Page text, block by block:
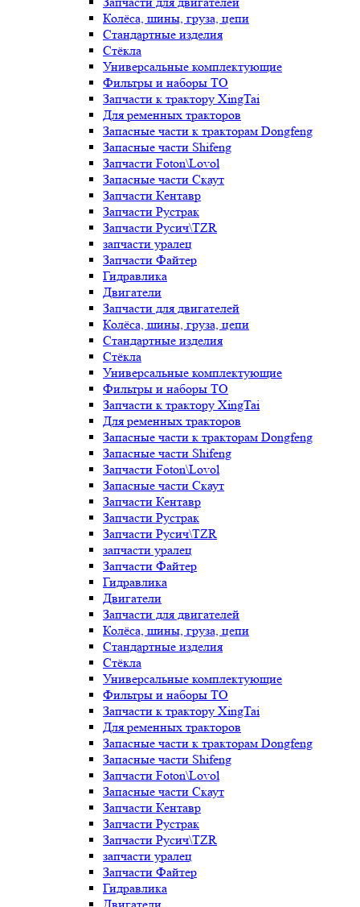
Колёса, шины, груза, цепи
Стандартные изделия
Стёкла
Универсальные комплектующие
Фильтры и наборы ТО
Запчасти к трактору XingTai
Для ременных тракторов
Запасные части к тракторам Dongfeng
Запасные части Shifeng
Запчасти Foton\Lovol
Запасные части Скаут
Запчасти Кентавр
Запчасти Рустрак
Запчасти Русич\TZR
запчасти уралец
Запчасти Файтер
Гидравлика
Двигатели
Запчасти для двигателей
Колёса, шины, груза, цепи
Стандартные изделия
Стёкла
Универсальные комплектующие
Фильтры и наборы ТО
Запчасти к трактору XingTai
Для ременных тракторов
Запасные части к тракторам Dongfeng
Запасные части Shifeng
Запчасти Foton\Lovol
Запасные части Скаут
Запчасти Кентавр
Запчасти Рустрак
Запчасти Русич\TZR
запчасти уралец
Запчасти Файтер
Гидравлика
Двигатели
Запчасти для двигателей
Колёса, шины, груза, цепи
Стандартные изделия
Стёкла
Универсальные комплектующие
Фильтры и наборы ТО
Запчасти к трактору XingTai
Для ременных тракторов
Запасные части к тракторам Dongfeng
Запасные части Shifeng
Запчасти Foton\Lovol
Запасные части Скаут
Запчасти Кентавр
Запчасти Рустрак
Запчасти Русич\TZR
запчасти уралец
Запчасти Файтер
Гидравлика